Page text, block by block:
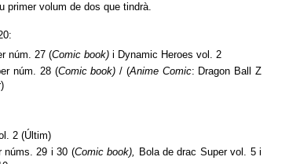
primer volum de dos que tindrà.
núm. 27 (Comic book) i Dynamic Heroes vol. 2
núm. 28 (Comic book) / (Anime Comic: Dragon Ball Z
2 (Últim)
núms. 29 i 30 (Comic book), Bola de drac Super vol. 5 i